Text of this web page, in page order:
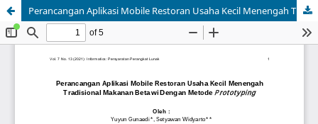
Perancangan Aplikasi Mobile Restoran Usaha Kecil Menengah TradisionalMakanan Betawi DenganMetodePrototyping